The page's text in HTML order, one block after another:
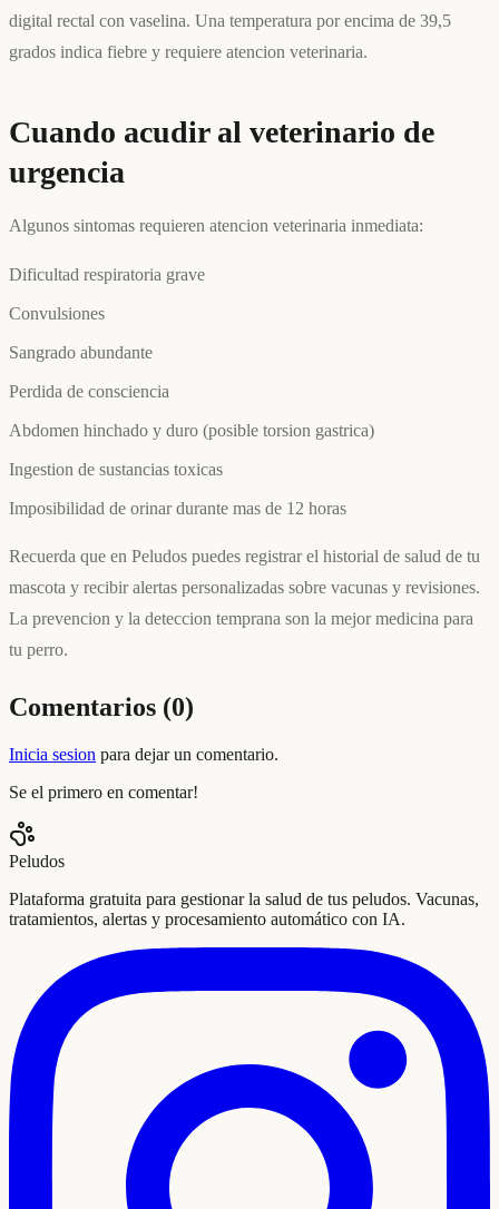
digital rectal con vaselina. Una temperatura por encima de 39,5
grados indica fiebre y requiere atencion veterinaria.
Cuando acudir al veterinario de
urgencia
Algunos sintomas requieren atencion veterinaria inmediata:
Dificultad respiratoria grave
Convulsiones
Sangrado abundante
Perdida de consciencia
Abdomen hinchado y duro (posible torsion gastrica)
Ingestion de sustancias toxicas
Imposibilidad de orinar durante mas de 12 horas
Recuerda que en Peludos puedes registrar el historial de salud de tu
mascota y recibir alertas personalizadas sobre vacunas y revisiones.
La prevencion y la deteccion temprana son la mejor medicina para
tu perro.
Comentarios (0)
Inicia sesion para dejar un comentario.
Se el primero en comentar!
Peludos
Plataforma gratuita para gestionar la salud de tus peludos. Vacunas,
tratamientos, alertas y procesamiento automático con IA.